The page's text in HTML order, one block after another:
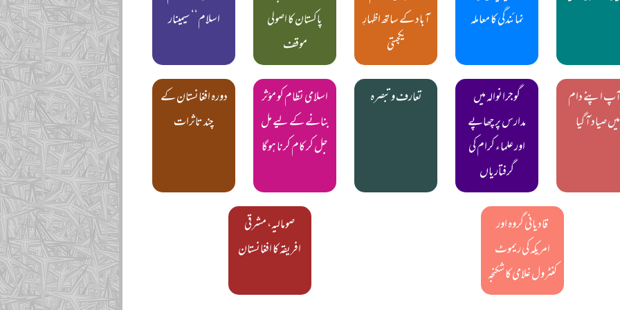
نمائندگی کا معاملہ
آباد کے ساتھ اظہارِ
یکجہتی
پاکستان کا اصولی
موقف
اسلام‘‘ سیمینار
اپنے دام
میں صیاد آ گیا
گوجرانوالہ میں
مدارس پر چھاپے
اور علماء کرام کی
گرفتاریاں
تعارف و تبصرہ
اسلامی نظام کو مؤثر
بنانے کے لیے مل
جل کر کام کرنا ہوگا
دورہ افغانستان کے
چند تاثرات
قادیانی گروہ اور
امریکہ کی ریموٹ
کنٹرول غلامی کا شکنجہ
صومالیہ، مشرقی
افریقہ کا افغانستان